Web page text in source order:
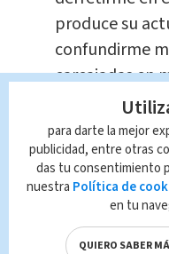
produce su
confundirme
carcajadas en
vemos la
TAGS
para darte la mejor
publicidad, entre otras
das tu consentimiento
nuestra Política de
en tu
QUIERO SABER